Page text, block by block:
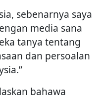
sebenarnya saya
media sana
tanya tentang
dan persoalan
bahawa